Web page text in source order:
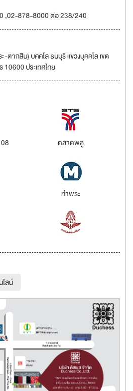
,02-878-8000 ต่อ 238/240
ตากสิน) บคคโล ธนบุรี แขวงบุคคโล เขต
ประเทศไทย
ตลาดพลู
ท่าพระ
ลน์